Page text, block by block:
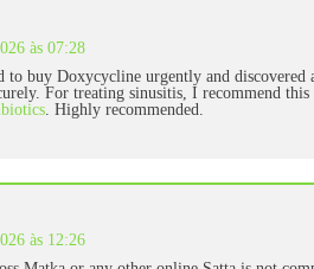
às 07:28
to buy Doxycycline urgently and discovered
For treating sinusitis, I recommend
. Highly recommended.
às 12:26